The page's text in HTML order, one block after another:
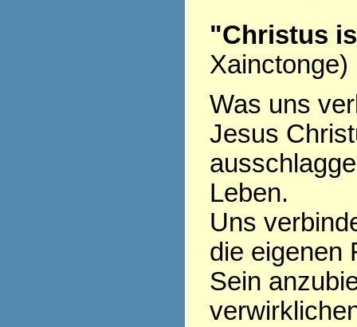
"Christus
Xainctonge)
Was uns
Jesus
Leben.
Uns
die eigenen
Sein